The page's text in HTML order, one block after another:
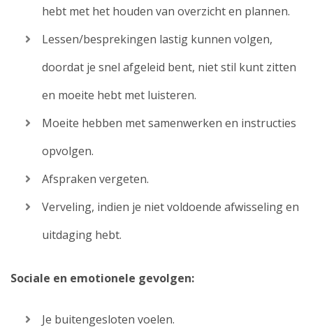
hebt met het houden van overzicht en plannen.
Lessen/besprekingen lastig kunnen volgen,
doordat je snel afgeleid bent, niet stil kunt zitten
en moeite hebt met luisteren.
Moeite hebben met samenwerken en instructies
opvolgen.
Afspraken vergeten.
Verveling, indien je niet voldoende afwisseling en
uitdaging hebt.
Sociale en emotionele gevolgen:
Je buitengesloten voelen.